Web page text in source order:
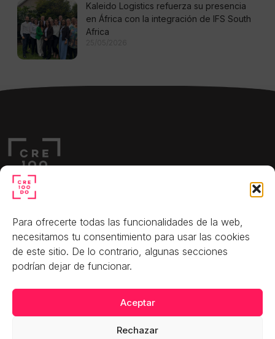
Para ofrecerte todas las funcionalidades de la web,
necesitamos tu consentimiento para usar las cookies
de este sitio. De lo contrario, algunas secciones
podrían dejar de funcionar.​
Aceptar
Rechazar
Kaleido Logistics refuerza su presencia
en África con la integración de IFS South
Africa
25/05/2026
C. de Joaquín Costa, 12,
Chamartín, 28002 Madrid
Observatorio
Sala de prensa